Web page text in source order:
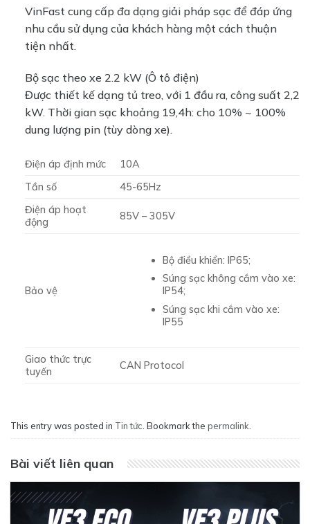
VinFast cung cấp đa dạng giải pháp sạc để đáp ứng
nhu cầu sử dụng của khách hàng một cách thuận
tiện nhất.
Bộ sạc theo xe 2.2 kW (Ô tô điện)
Được thiết kế dạng tủ treo, với 1 đầu ra, công suất 2,2
kW. Thời gian sạc khoảng 19,4h: cho 10% ~ 100%
dung lượng pin (tùy dòng xe).
Điện áp định mức
10A
Tần số
45-65Hz
Điện áp hoạt
động
85V – 305V
Bảo vệ
Bộ điều khiển: IP65;
Súng sạc không cắm vào xe:
IP54;
Súng sạc khi cắm vào xe:
IP55
Giao thức trực
tuyến
CAN Protocol
This entry was posted in Tin tức . Bookmark the permalink
Bài viết liên quan